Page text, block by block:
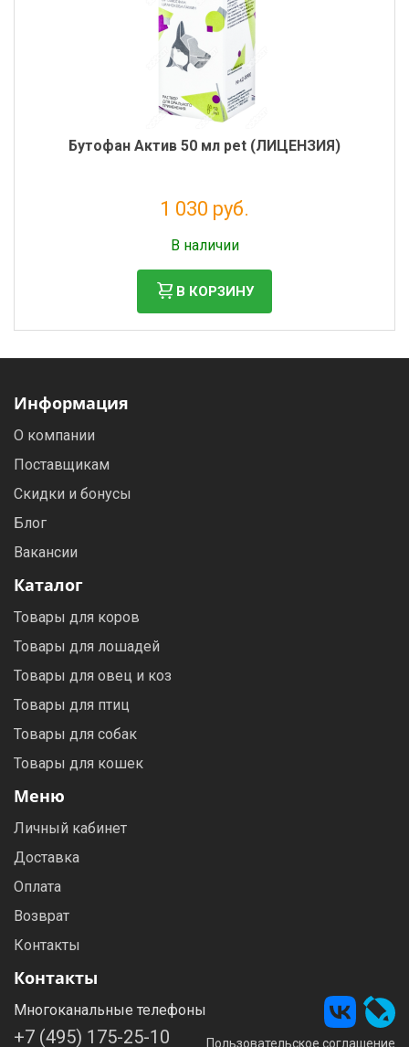
Бутофан Актив 50 мл pet (ЛИЦЕНЗИЯ)
1 030 руб.
В наличии
В КОРЗИНУ
Информация
О компании
Поставщикам
Скидки и бонусы
Блог
Вакансии
Каталог
Товары для коров
Товары для лошадей
Товары для овец и коз
Товары для птиц
Товары для собак
Товары для кошек
Меню
Личный кабинет
Доставка
Оплата
Возврат
Контакты
Контакты
Многоканальные телефоны
+7 (495) 175-25-10 Пользовательское соглашение